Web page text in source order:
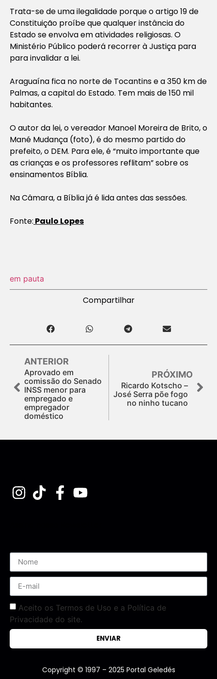
Trata-se de uma ilegalidade porque o artigo 19 de
Constituição proíbe que qualquer instância do
Estado se envolva em atividades religiosas. O
Ministério Público poderá recorrer à Justiça para
para invalidar a lei.
Araguaína fica no norte de Tocantins e a 350 km de
Palmas, a capital do Estado. Tem mais de 150 mil
habitantes.
O autor da lei, o vereador Manoel Moreira de Brito, o
Mané Mudança (foto), é do mesmo partido do
prefeito, o DEM. Para ele, é “muito importante que
as crianças e os professores reflitam” sobre os
ensinamentos Bíblia.
Na Câmara, a Bíblia já é lida antes das sessões.
Fonte: Paulo Lopes
em pauta
Compartilhar
ANTERIOR
Aprovado em
comissão do Senado
INSS menor para
empregado e
empregador
doméstico
PRÓXIMO
Ricardo Kotscho –
José Serra põe fogo
no ninho tucano
Aceito os Termos de Uso e a Política de
Privacidade do site.
ENVIAR
Copyright © 1997 – 2025 Portal Geledés